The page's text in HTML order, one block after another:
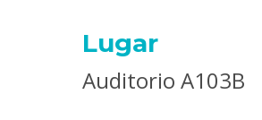
Lugar
Auditorio A103B